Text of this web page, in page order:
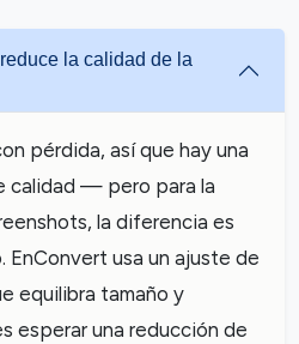
la calidad de la
pérdida, así que hay una
calidad — pero para la
la diferencia es
EnConvert usa un ajuste de
equilibra tamaño y
esperar una reducción de